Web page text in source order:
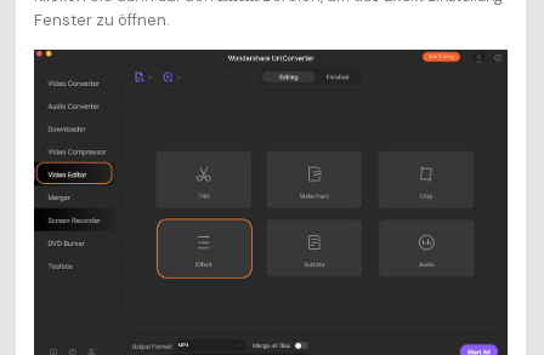
Fenster zu öffnen.